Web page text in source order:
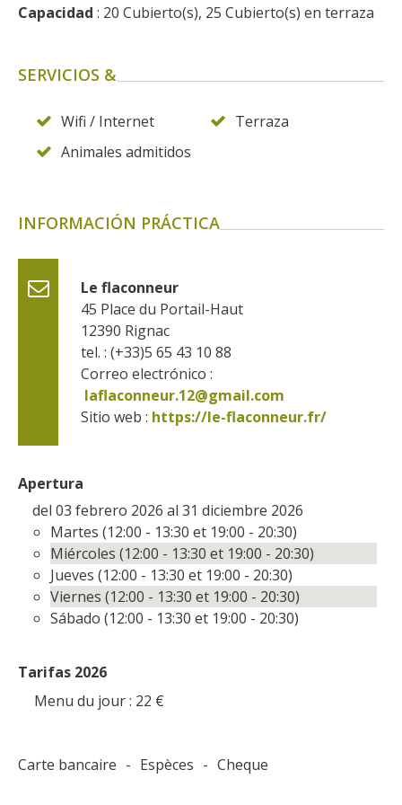
kilómetros
Francia
El Pays des Bastides du
Rouergue
De la valle del Lot al País
UNESCO
Capacidad : 20 Cubierto(s), 25 Cubierto(s) en terraza
SERVICIOS &
Wifi / Internet
Terraza
Animales admitidos
INFORMACIÓN PRÁCTICA
Le flaconneur
45 Place du Portail-Haut
12390 Rignac
tel. : (+33)5 65 43 10 88
Correo electrónico :
laflaconneur.12@gmail.com
Sitio web : https://le-flaconneur.fr/
Apertura
del 03 febrero 2026 al 31 diciembre 2026
Martes (12:00 - 13:30 et 19:00 - 20:30)
Miércoles (12:00 - 13:30 et 19:00 - 20:30)
Jueves (12:00 - 13:30 et 19:00 - 20:30)
Viernes (12:00 - 13:30 et 19:00 - 20:30)
Sábado (12:00 - 13:30 et 19:00 - 20:30)
Tarifas 2026
Menu du jour : 22 €
Carte bancaire - Espèces - Cheque